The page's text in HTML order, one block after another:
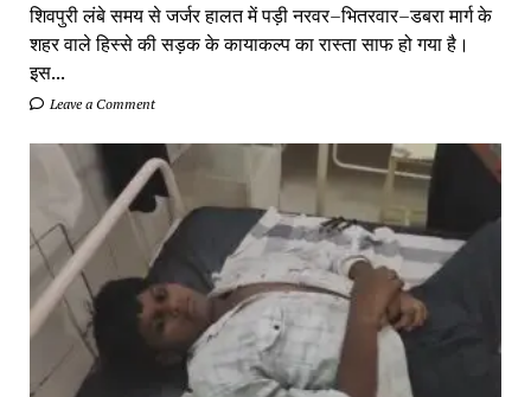
शिवपुरी लंबे समय से जर्जर हालत में पड़ी नरवर–भितरवार–डबरा मार्ग के
शहर वाले हिस्से की सड़क के कायाकल्प का रास्ता साफ हो गया है।
इस...
Leave a Comment